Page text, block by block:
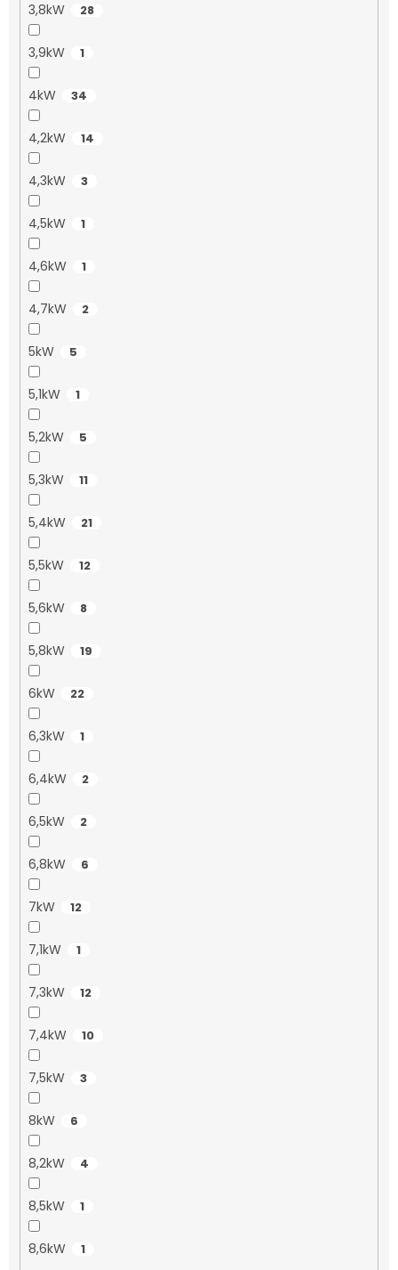
3,8kW 28
3,9kW 1
4kW 34
4,2kW 14
4,3kW 3
4,5kW 1
4,6kW 1
4,7kW 2
5kW 5
5,1kW 1
5,2kW 5
5,3kW 11
5,4kW 21
5,5kW 12
5,6kW 8
5,8kW 19
6kW 22
6,3kW 1
6,4kW 2
6,5kW 2
6,8kW 6
7kW 12
7,1kW 1
7,3kW 12
7,4kW 10
7,5kW 3
8kW 6
8,2kW 4
8,5kW 1
8,6kW 1